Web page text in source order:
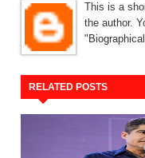
This is a
the author.
RELATED POSTS